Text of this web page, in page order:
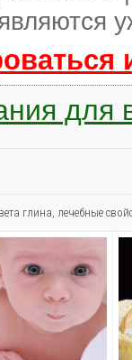
для
глина,лечебные